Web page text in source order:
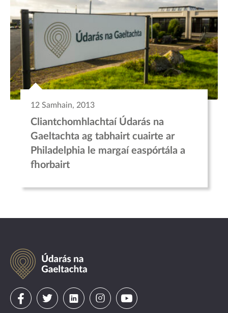
12 Samhain, 2013
Cliantchomhlachtaí Údarás na
Gaeltachta ag tabhairt cuairte ar
Philadelphia le margaí easpórtála a
fhorbairt
Údarás
na
Gaeltachta
VisitVisitVisitVisitVisit